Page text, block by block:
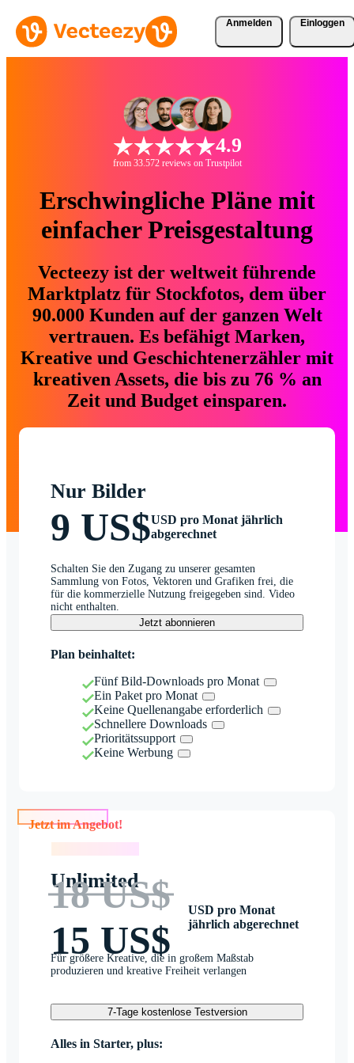
Anmelden Einloggen
4.9
from 33.572 reviews on Trustpilot
Erschwingliche Pläne mit
einfacher Preisgestaltung
Vecteezy ist der weltweit führende
Marktplatz für Stockfotos, dem über
90.000 Kunden auf der ganzen Welt
vertrauen. Es befähigt Marken,
Kreative und Geschichtenerzähler mit
kreativen Assets, die bis zu 76 % an
Zeit und Budget einsparen.
Nur Bilder
9 US$USD pro Monat jährlich
abgerechnet
Schalten Sie den Zugang zu unserer gesamten
Sammlung von Fotos, Vektoren und Grafiken frei, die
für die kommerzielle Nutzung freigegeben sind. Video
nicht enthalten.
Jetzt abonnieren
Plan beinhaltet:
Fünf Bild-Downloads pro Monat
Ein Paket pro Monat
Keine Quellenangabe erforderlich
Schnellere Downloads
Prioritätssupport
Keine Werbung
Jetzt im Angebot!
Unlimited
18 US$
15 US$
USD pro Monat
jährlich abgerechnet
Für größere Kreative, die in großem Maßstab
produzieren und kreative Freiheit verlangen
7-Tage kostenlose Testversion
Alles in Starter, plus: